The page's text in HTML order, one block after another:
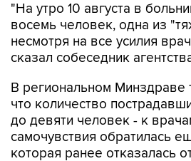
"На утро 10 августа в
восемь человек, одна из
несмотря на все усилия
сказал собеседник
В региональном Минздраве
что количество
до девяти человек - к
самочувствия обратилась
которая ранее отказалась